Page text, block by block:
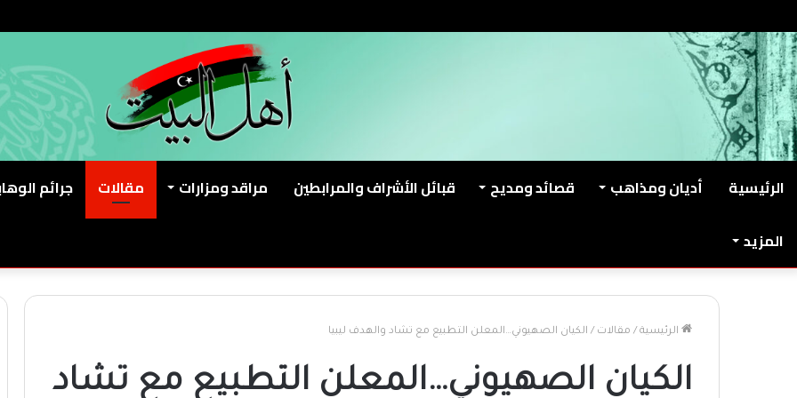
الرئيسية أديان ومذاهب قصائد ومديح قبائل الأشراف والمرابطين مراقد ومزارات مقالات جرائم
المزيد
الرئيسية / مقالات / الكيان الصهيوني…المعلن التطبيع مع تشاد والهدف ليبيا
الكيان الصهيوني…المعلن التطبيع مع تشاد